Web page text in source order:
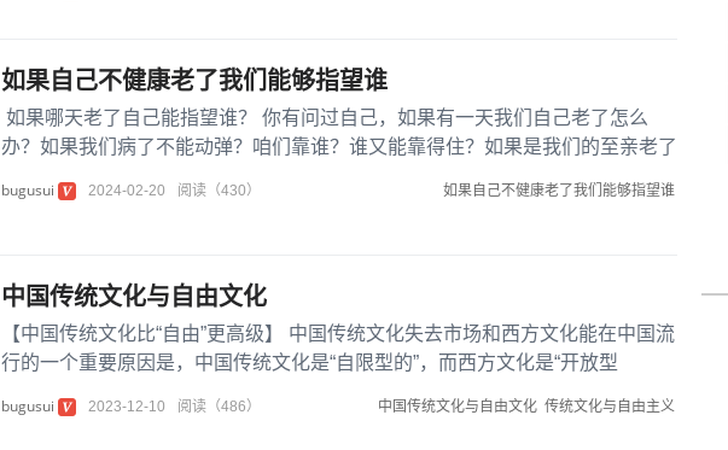
如果自己不健康老了我们能够指望谁
如果哪天老了自己能指望谁？ 你有问过自己，如果有一天我们自己老了怎么
办？如果我们病了不能动弹？咱们靠谁？谁又能靠得住？如果是我们的至亲老了
如果自己不健康老了我们能够指望谁
bugusui 2024-02-20 阅读（430）
中国传统文化与自由文化
【中国传统文化比“自由”更高级】 中国传统文化失去市场和西方文化能在中国流
行的一个重要原因是，中国传统文化是“自限型的”，而西方文化是“开放型
中国传统文化与自由文化 传统文化与自由主义
bugusui 2023-12-10 阅读（486）